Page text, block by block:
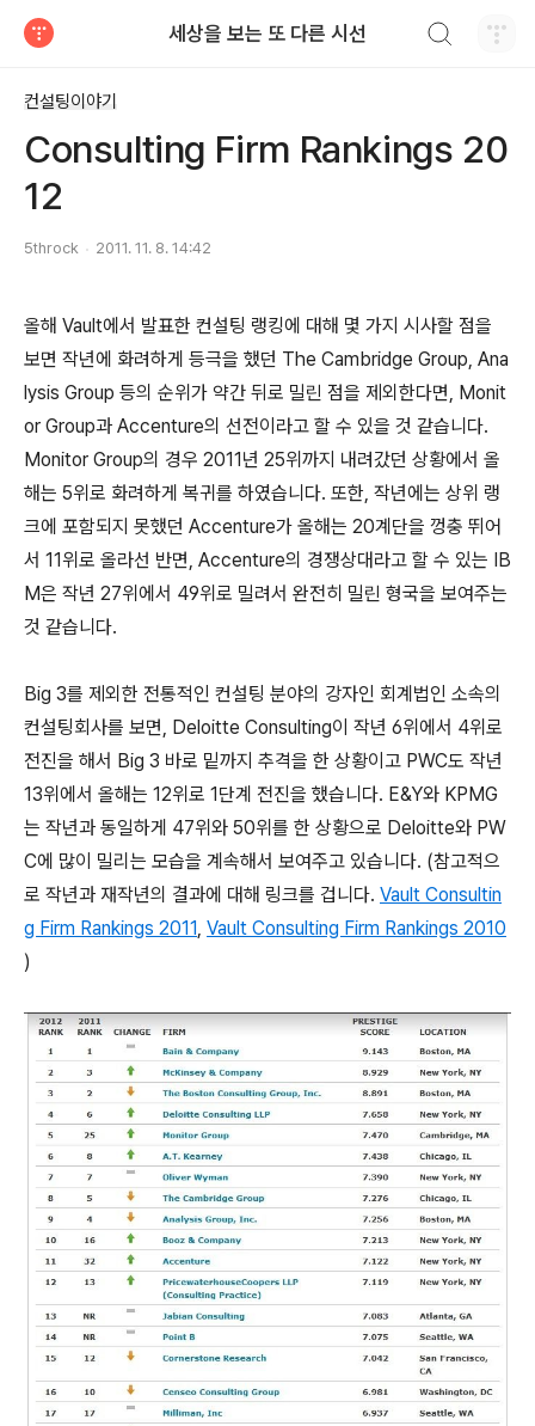
세상을 보는 또 다른 시선
컨설팅이야기
Consulting Firm Rankings 20
12
5throck 2011. 11. 8. 14:42
올해 Vault에서 발표한 컨설팅 랭킹에 대해 몇 가지 시사할 점을
보면 작년에 화려하게 등극을 했던 The Cambridge Group, Ana
lysis Group 등의 순위가 약간 뒤로 밀린 점을 제외한다면, Monit
or Group과 Accenture의 선전이라고 할 수 있을 것 같습니다.
Monitor Group의 경우 2011년 25위까지 내려갔던 상황에서 올
해는 5위로 화려하게 복귀를 하였습니다. 또한, 작년에는 상위 랭
크에 포함되지 못했던 Accenture가 올해는 20계단을 껑충 뛰어
서 11위로 올라선 반면, Accenture의 경쟁상대라고 할 수 있는 IB
M은 작년 27위에서 49위로 밀려서 완전히 밀린 형국을 보여주는
것 같습니다.
Big 3를 제외한 전통적인 컨설팅 분야의 강자인 회계법인 소속의
컨설팅회사를 보면, Deloitte Consulting이 작년 6위에서 4위로
전진을 해서 Big 3 바로 밑까지 추격을 한 상황이고 PWC도 작년
13위에서 올해는 12위로 1단계 전진을 했습니다. E&Y와 KPMG
는 작년과 동일하게 47위와 50위를 한 상황으로 Deloitte와 PW
C에 많이 밀리는 모습을 계속해서 보여주고 있습니다. (참고적으
로 작년과 재작년의 결과에 대해 링크를 겁니다. Vault Consultin
g Firm Rankings 2011, Vault Consulting Firm Rankings 2010
)